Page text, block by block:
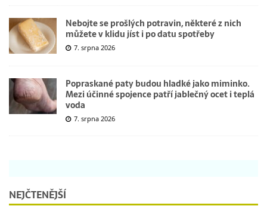
Nebojte se prošlých potravin, některé z nich
můžete v klidu jíst i po datu spotřeby
7. srpna 2026
Popraskané paty budou hladké jako miminko.
Mezi účinné spojence patří jablečný ocet i teplá
voda
7. srpna 2026
NEJČTENĚJŠÍ